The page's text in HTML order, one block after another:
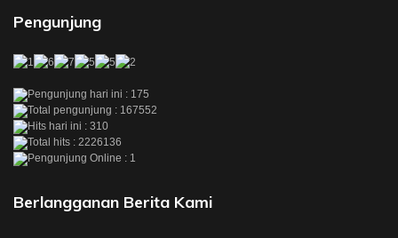
Pengunjung
Pengunjung hari ini : 175
Total pengunjung : 167552
Hits hari ini : 310
Total hits : 2226136
Pengunjung Online : 1
Berlangganan Berita Kami